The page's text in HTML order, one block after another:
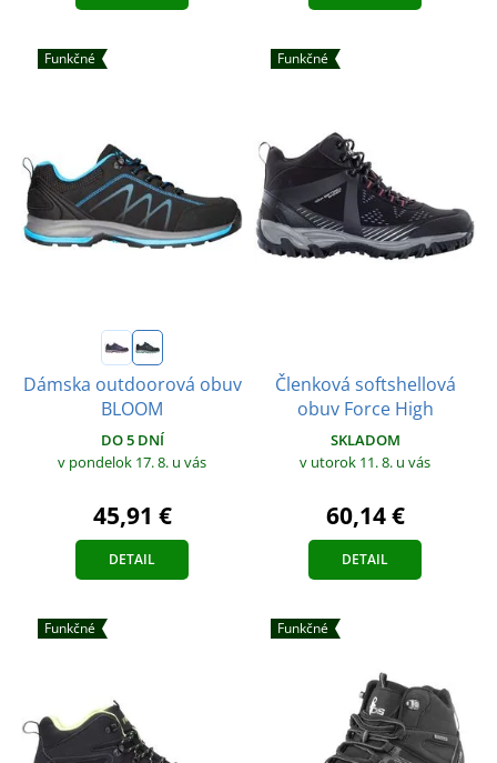
Funkčné
Dámska outdoorová obuv
BLOOM
DO 5 DNÍ
v pondelok 17. 8. u vás
45,91 €
DETAIL
Funkčné
Členková softshellová
obuv Force High
SKLADOM
v utorok 11. 8. u vás
60,14 €
DETAIL
Funkčné Funkčné